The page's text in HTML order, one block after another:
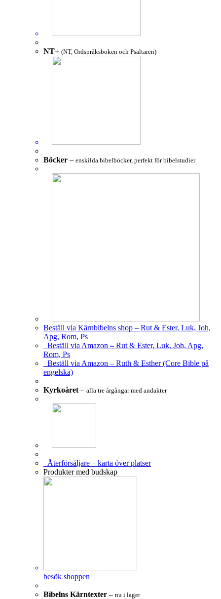
NT+ (NT, Ordspråksboken och Psaltaren)
Böcker – enskilda bibelböcker, perfekt för bibelstudier
Beställ via Kärnbibelns shop – Rut & Ester, Luk, Joh,
Apg, Rom, Ps
Beställ via Amazon – Rut & Ester, Luk, Joh, Apg,
Rom, Ps
Beställ via Amazon – Ruth & Esther (Core Bible på
engelska)
Kyrkoåret – alla tre årgångar med andakter
Återförsäljare – karta över platser
Produkter med budskap
besök shoppen
Bibelns Kärntexter – nu i lager